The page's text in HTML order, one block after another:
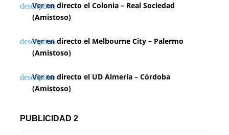
Ver en directo el Colonia – Real Sociedad
(Amistoso)
Ver en directo el Melbourne City – Palermo
(Amistoso)
Ver en directo el UD Almería – Córdoba
(Amistoso)
PUBLICIDAD 2